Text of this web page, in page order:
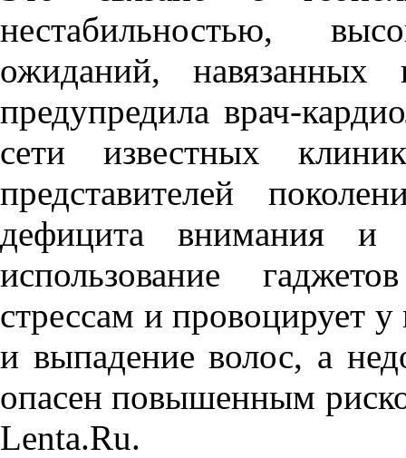
нестабильностью,
ожиданий,
предупредила врач-
сети известных
представителей
дефицита внимания и
использование
стрессам и провоцирует
и выпадение волос, а
опасен повышенным
Lenta.Ru.